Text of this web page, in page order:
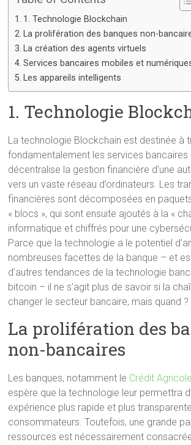
1. Technologie Blockchain
La prolifération des banques non-
La création des agents virtuels
Services bancaires mobiles et
Les appareils intelligents
1. Technologie
La technologie Blockchain est destinée à
fondamentalement les services bancaires
décentralise la gestion financière d’une
vers un vaste réseau d’ordinateurs. Les
financières sont décomposées en
« blocs », qui sont ensuite ajoutés à la «
informatique et chiffrés pour une
Parce que la technologie a le potentiel
nombreuses facettes de la banque – et
d’autres tendances de la technologie
bitcoin – il ne s’agit plus de savoir si la
changer le secteur bancaire, mais quand ?
La prolifération des
non-bancaires
Les banques, notamment le Crédit
espère que la technologie leur permettra
expérience plus rapide et plus
consommateurs. Toutefois, une grande
ressources est nécessairement